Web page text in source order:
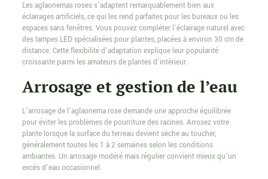
Les aglaonemas roses s’adaptent remarquablement bien aux
éclairages artificiels, ce qui les rend parfaites pour les bureaux ou les
espaces sans fenêtres. Vous pouvez compléter l’éclairage naturel avec
des lampes LED spécialisées pour plantes, placées à environ 30 cm de
distance. Cette flexibilité d’adaptation explique leur popularité
croissante parmi les amateurs de plantes d’intérieur.
Arrosage et gestion de l’eau
L’arrosage de l’aglaonema rose demande une approche équilibrée
pour éviter les problèmes de pourriture des racines. Arrosez votre
plante lorsque la surface du terreau devient sèche au toucher,
généralement toutes les 1 à 2 semaines selon les conditions
ambiantes. Un arrosage modéré mais régulier convient mieux qu’un
excès d’eau occasionnel.